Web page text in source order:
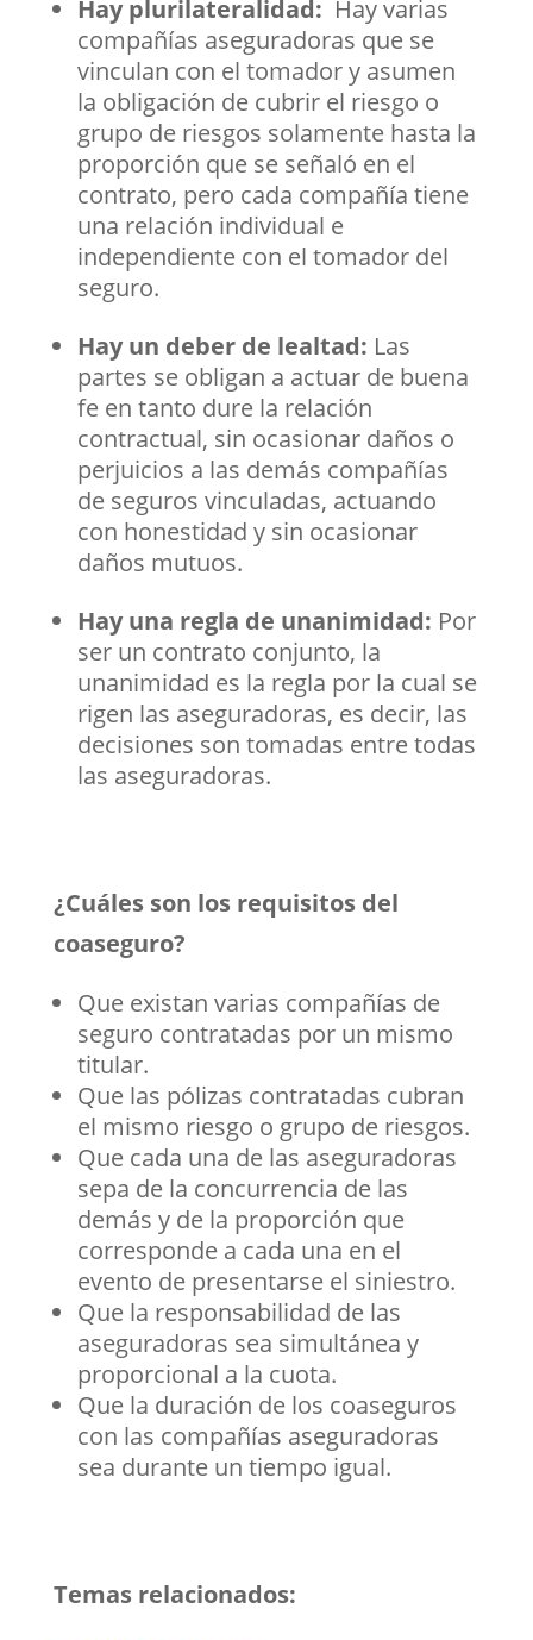
Hay plurilateralidad: Hay varias
compañías aseguradoras que se
vinculan con el tomador y asumen
la obligación de cubrir el riesgo o
grupo de riesgos solamente hasta la
proporción que se señaló en el
contrato, pero cada compañía tiene
una relación individual e
independiente con el tomador del
seguro.
Hay un deber de lealtad: Las
partes se obligan a actuar de buena
fe en tanto dure la relación
contractual, sin ocasionar daños o
perjuicios a las demás compañías
de seguros vinculadas, actuando
con honestidad y sin ocasionar
daños mutuos.
Hay una regla de unanimidad: Por
ser un contrato conjunto, la
unanimidad es la regla por la cual se
rigen las aseguradoras, es decir, las
decisiones son tomadas entre todas
las aseguradoras.
¿Cuáles son los requisitos del
coaseguro?
Que existan varias compañías de
seguro contratadas por un mismo
titular.
Que las pólizas contratadas cubran
el mismo riesgo o grupo de riesgos.
Que cada una de las aseguradoras
sepa de la concurrencia de las
demás y de la proporción que
corresponde a cada una en el
evento de presentarse el siniestro.
Que la responsabilidad de las
aseguradoras sea simultánea y
proporcional a la cuota.
Que la duración de los coaseguros
con las compañías aseguradoras
sea durante un tiempo igual.
Temas relacionados: